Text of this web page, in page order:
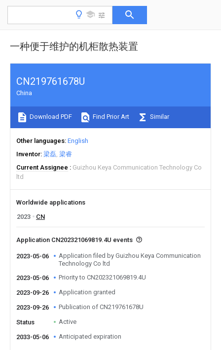
一种便于维护的机柜散热装置
CN219761678U
China
Download PDF Find Prior Art Similar
Other languages English
Inventor 梁磊 梁睿
Current Assignee
Guizhou Keya Communication Technology Co
ltd
Worldwide applications
2023
CN
Application CN202321069819.4U events
2023-05-06
Application filed by Guizhou Keya Communication
Technology Co ltd
2023-05-06
Priority to CN202321069819.4U
2023-09-26 Application granted
2023-09-26 Publication of CN219761678U
Status Active
2033-05-06 Anticipated expiration